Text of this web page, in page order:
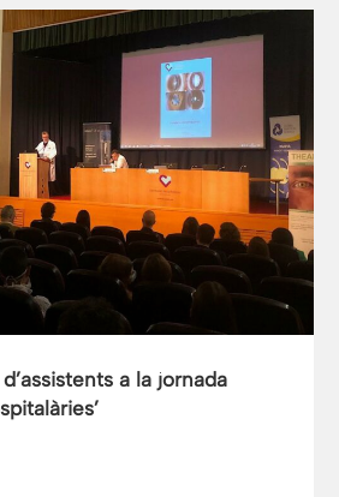
a la jornada